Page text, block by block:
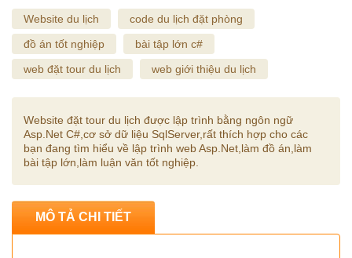
Website du lịch
code du lịch đặt phòng
đồ án tốt nghiệp
bài tập lớn c#
web đặt tour du lịch
web giới thiệu du lịch
Website đặt tour du lịch được lập trình bằng ngôn ngữ
Asp.Net C#,cơ sở dữ liệu SqlServer,rất thích hợp cho các
bạn đang tìm hiểu về lập trình web Asp.Net,làm đồ án,làm
bài tập lớn,làm luận văn tốt nghiệp.
MÔ TẢ CHI TIẾT